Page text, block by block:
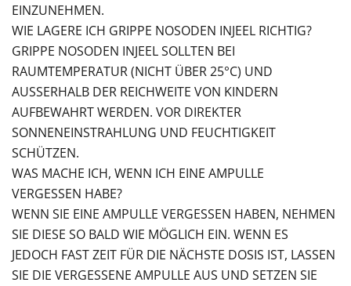
NZUNEHMEN.
WIE LAGERE ICH GRIPPE NOSODEN INJEEL RICHTIG?
GRIPPE NOSODEN INJEEL SOLLTEN BEI
RAUMTEMPERATUR (NICHT ÜBER 25°C) UND
AUSSERHALB DER REICHWEITE VON KINDERN A
UFBEWAHRT WERDEN. VOR DIREKTER S
ONNENEINSTRAHLUNG UND FEUCHTIGKEIT S
CHÜTZEN.
WAS MACHE ICH, WENN ICH EINE AMPULLE
VERGESSEN HABE?
WENN SIE EINE AMPULLE VERGESSEN HABEN, NEHMEN
SIE DIESE SO BALD WIE MÖGLICH EIN. WENN ES
JEDOCH FAST ZEIT FÜR DIE NÄCHSTE DOSIS IST, LASSEN
SIE DIE VERGESSENE AMPULLE AUS UND SETZEN SIE